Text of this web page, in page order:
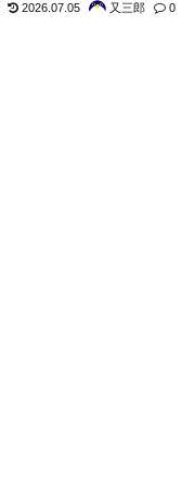
2026.07.05 又三郎 0